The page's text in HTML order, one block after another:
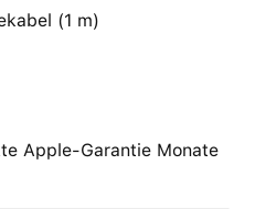
(1 m)
Apple-Garantie Monate